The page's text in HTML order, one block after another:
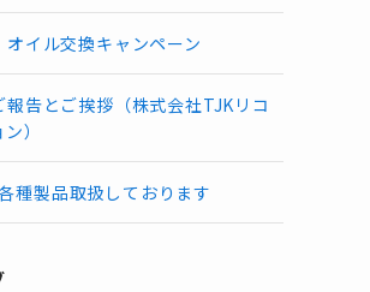
イル交換キャンペーン
報告とご挨拶（株式会社TJKリコ
）
種製品取扱しております